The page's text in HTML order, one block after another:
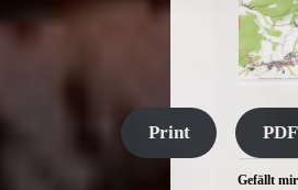
Print PDF
Gefällt